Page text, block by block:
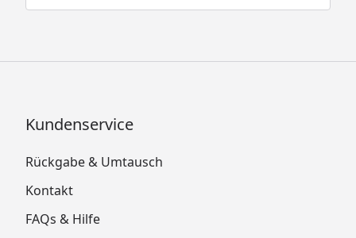
Kundenservice
Rückgabe & Umtausch
Kontakt
FAQs & Hilfe